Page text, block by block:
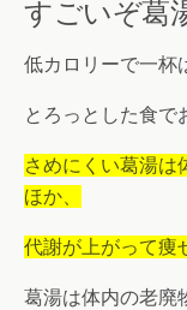
すごいぞ葛
低カロリーで一杯
とろっとした食で
さめにくい葛湯は
ほか、
代謝が上がって痩
葛湯は体内の老廃